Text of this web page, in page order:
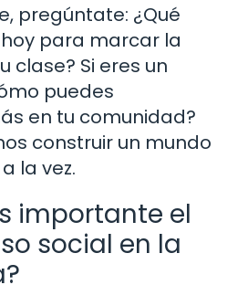
pregúntate: ¿Qué
para marcar la
clase? Si eres un
puedes
en tu comunidad?
construir un mundo
la vez.
importante el
social en la